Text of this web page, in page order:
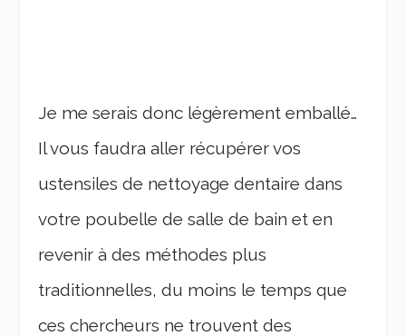
Je me serais donc légèrement emballé…
Il vous faudra aller récupérer vos
ustensiles de nettoyage dentaire dans
votre poubelle de salle de bain et en
revenir à des méthodes plus
traditionnelles, du moins le temps que
ces chercheurs ne trouvent des